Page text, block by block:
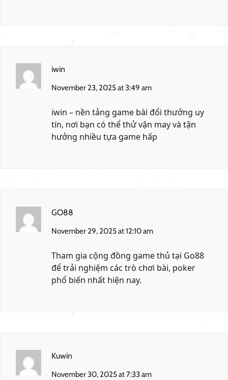
iwin
November 23, 2025 at 3:49 am
iwin – nền tảng game bài đổi thưởng uy
tín, nơi bạn có thể thử vận may và tận
hưởng nhiều tựa game hấp
GO88
November 29, 2025 at 12:10 am
Tham gia cộng đồng game thủ tại Go88
để trải nghiệm các trò chơi bài, poker
phổ biến nhất hiện nay.
Kuwin
November 30, 2025 at 7:33 am